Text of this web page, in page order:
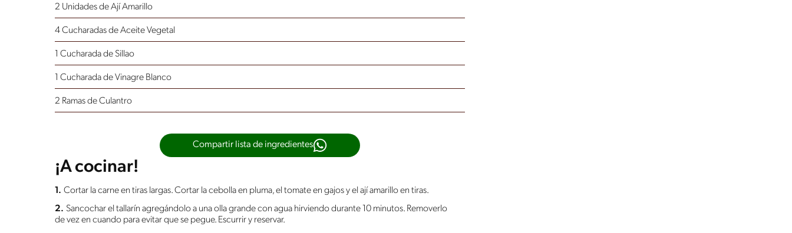
2 Unidades de Ají Amarillo
4 Cucharadas de Aceite Vegetal
1 Cucharada de Sillao
1 Cucharada de Vinagre Blanco
2 Ramas de Culantro
Compartir lista de ingredientes
¡A cocinar!
1. Cortar la carne en tiras largas. Cortar la cebolla en pluma, el tomate en gajos y el ají amarillo en tiras.
2. Sancochar el tallarín agregándolo a una olla grande con agua hirviendo durante 10 minutos. Removerlo
de vez en cuando para evitar que se pegue. Escurrir y reservar.